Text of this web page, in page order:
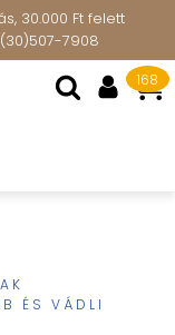
30.000 Ft felett
7908
168
ÉS VÁDLI